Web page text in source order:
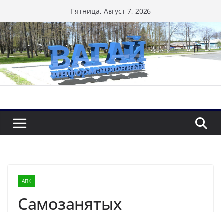
к
содержимому
Пятница, Август 7, 2026
АПК
Самозанятых